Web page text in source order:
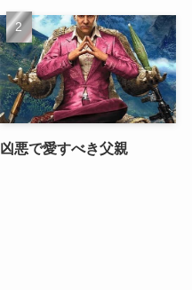
凶悪で愛すべき父親